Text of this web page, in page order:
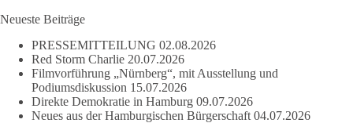
Neueste Beiträge
PRESSEMITTEILUNG 02.08.2026
Red Storm Charlie 20.07.2026
Filmvorführung „Nürnberg“, mit Ausstellung und
Podiumsdiskussion 15.07.2026
Direkte Demokratie in Hamburg 09.07.2026
Neues aus der Hamburgischen Bürgerschaft 04.07.2026